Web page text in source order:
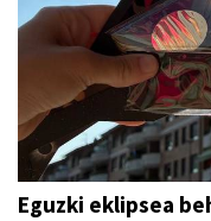
Eguzki eklipsea